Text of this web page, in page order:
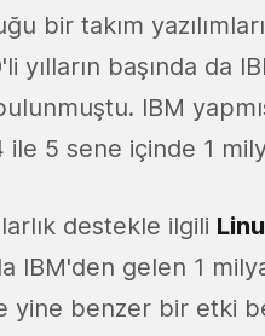
bir takım
yılların başında da
IBM
5 sene içinde 1
destekle ilgili
IBM'den gelen 1
yine benzer bir etki